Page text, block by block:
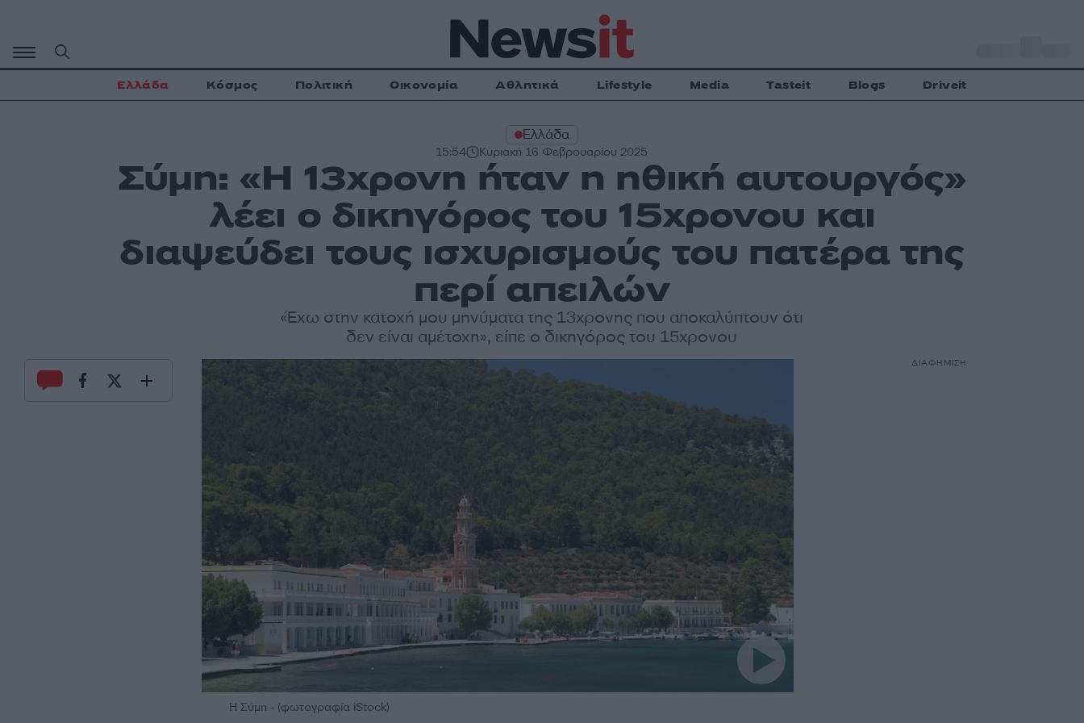
περιεχόμενο
Ελλάδα Κόσμος Πολιτική Οικονομία Αθλητικά Lifestyle Media Tasteit Blogs Driveit
Ελλάδα
15:54 Κυριακή 16 Φεβρουαρίου 2025
Σύμη: «Η 13χρονη ήταν η ηθική αυτουργός»
λέει ο δικηγόρος του 15χρονου και
διαψεύδει τους ισχυρισμούς του πατέρα της
περί απειλών
«Έχω στην κατοχή μου μηνύματα της 13χρονης που αποκαλύπτουν ότι
δεν είναι αμέτοχη», είπε ο δικηγόρος του 15χρονου
Η Σύμη - (φωτογραφία iStock)
ΔΙΑΦΗΜΙΣΗ